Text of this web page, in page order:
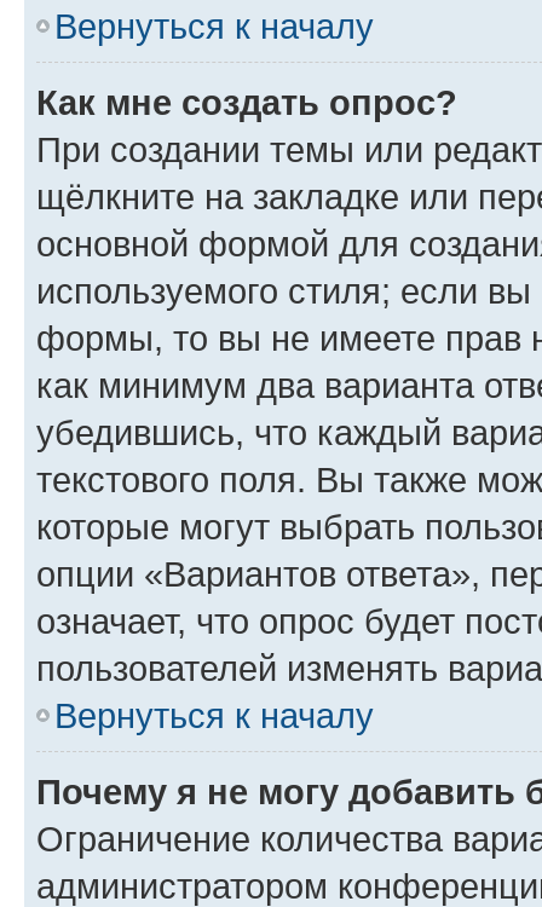
Вернуться к началу
Как мне создать опрос?
При создании темы или
щёлкните на закладке или
основной формой для
используемого стиля; если
формы, то вы не имеете прав
как минимум два варианта
убедившись, что каждый
текстового поля. Вы также
которые могут выбрать
опции «Вариантов ответа»,
означает, что опрос будет
пользователей изменять
Вернуться к началу
Почему я не могу добавить
Ограничение количества
администратором